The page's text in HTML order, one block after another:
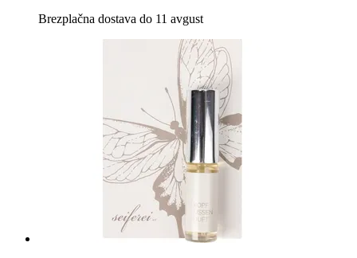
Brezplačna dostava do 11 avgust